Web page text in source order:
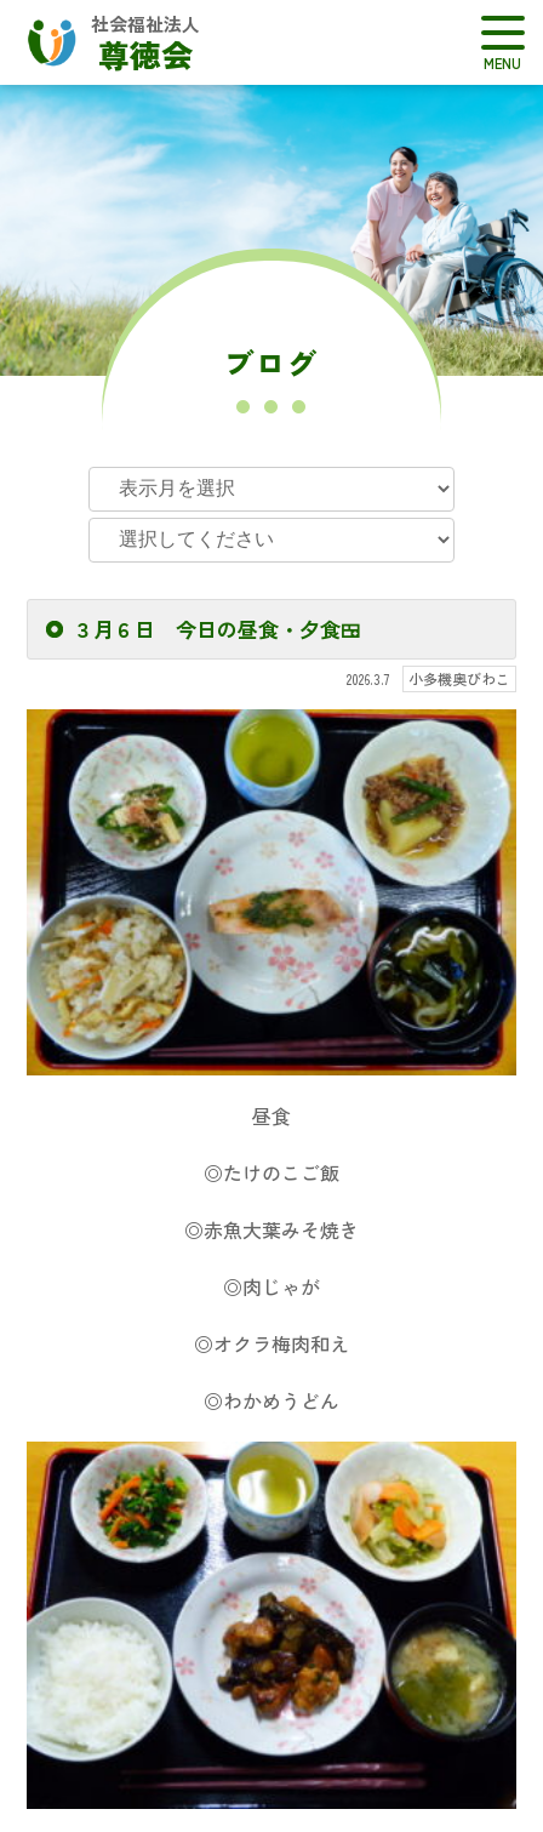
社会福祉法人
尊徳会
ブログ
３月６日 今日の昼食・夕食🍱
2026.3.7 小多機奥びわこ
昼食
◎たけのこご飯
◎赤魚大葉みそ焼き
◎肉じゃが
◎オクラ梅肉和え
◎わかめうどん